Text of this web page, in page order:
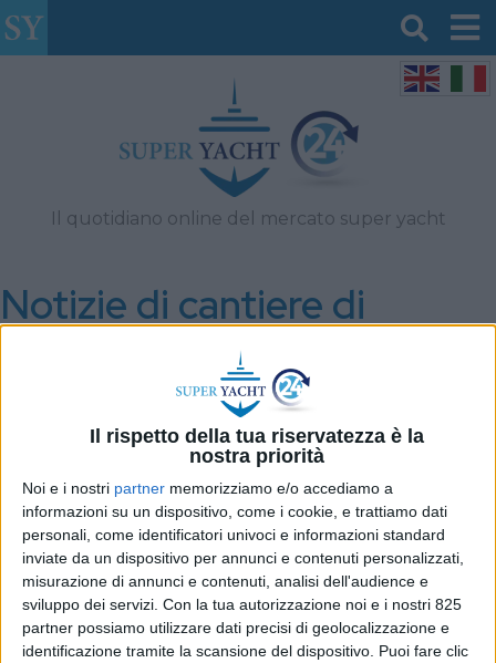
Il rispetto della tua riservatezza è la
nostra priorità
Noi e i nostri partner memorizziamo e/o accediamo a
informazioni su un dispositivo, come i cookie, e trattiamo dati
personali, come identificatori univoci e informazioni standard
inviate da un dispositivo per annunci e contenuti personalizzati,
misurazione di annunci e contenuti, analisi dell'audience e
sviluppo dei servizi. Con la tua autorizzazione noi e i nostri 825
partner possiamo utilizzare dati precisi di geolocalizzazione e
identificazione tramite la scansione del dispositivo. Puoi fare clic
Il quotidiano online del mercato super yacht
Notizie di cantiere di
Filtro per data
INTERVISTE
INTERVISTE